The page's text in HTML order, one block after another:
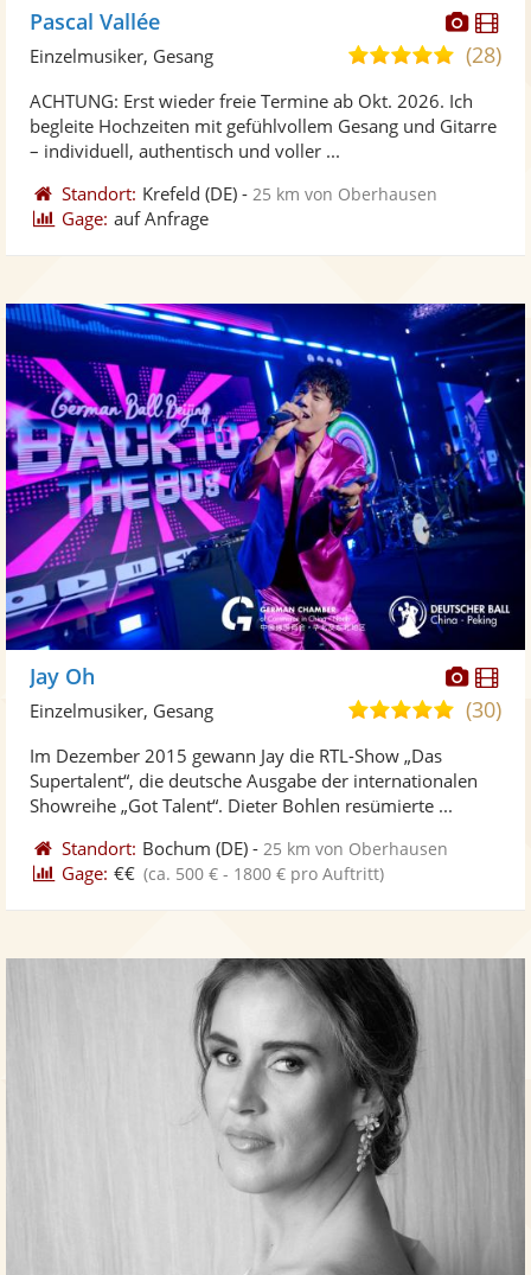
Fotos
Pascal Vallée
5,0
5
(28)
Einzelmusiker, Gesang
ACHTUNG: Erst wieder freie Termine ab Okt. 2026. Ich
begleite Hochzeiten mit gefühlvollem Gesang und Gitarre
– individuell, authentisch und voller ...
Standort: Krefeld (DE) - 25 km von Oberhausen
Gage: auf Anfrage
Jay Oh
5,0
5
(30)
Einzelmusiker, Gesang
Im Dezember 2015 gewann Jay die RTL-Show „Das
Supertalent“, die deutsche Ausgabe der internationalen
Showreihe „Got Talent“. Dieter Bohlen resümierte ...
Standort: Bochum (DE) - 25 km von Oberhausen
Gage: €€ (ca. 500 € - 1800 € pro Auftritt)